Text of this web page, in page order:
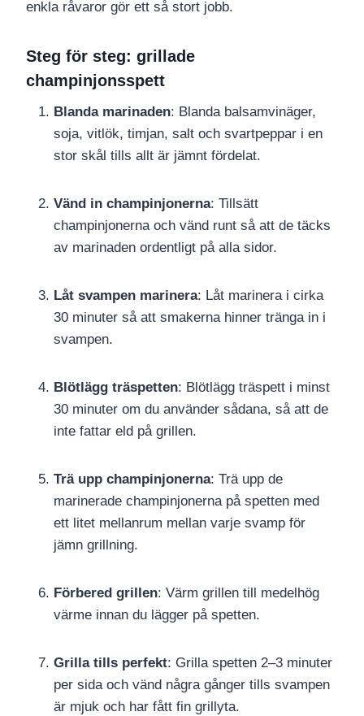
enkla råvaror gör ett så stort jobb.
Steg för steg: grillade
champinjonsspett
Blanda marinaden: Blanda balsamvinäger,
soja, vitlök, timjan, salt och svartpeppar i en
stor skål tills allt är jämnt fördelat.
Vänd in champinjonerna: Tillsätt
champinjonerna och vänd runt så att de täcks
av marinaden ordentligt på alla sidor.
Låt svampen marinera: Låt marinera i cirka
30 minuter så att smakerna hinner tränga in i
svampen.
Blötlägg träspetten: Blötlägg träspett i minst
30 minuter om du använder sådana, så att de
inte fattar eld på grillen.
Trä upp champinjonerna: Trä upp de
marinerade champinjonerna på spetten med
ett litet mellanrum mellan varje svamp för
jämn grillning.
Förbered grillen: Värm grillen till medelhög
värme innan du lägger på spetten.
Grilla tills perfekt: Grilla spetten 2–3 minuter
per sida och vänd några gånger tills svampen
är mjuk och har fått fin grillyta.